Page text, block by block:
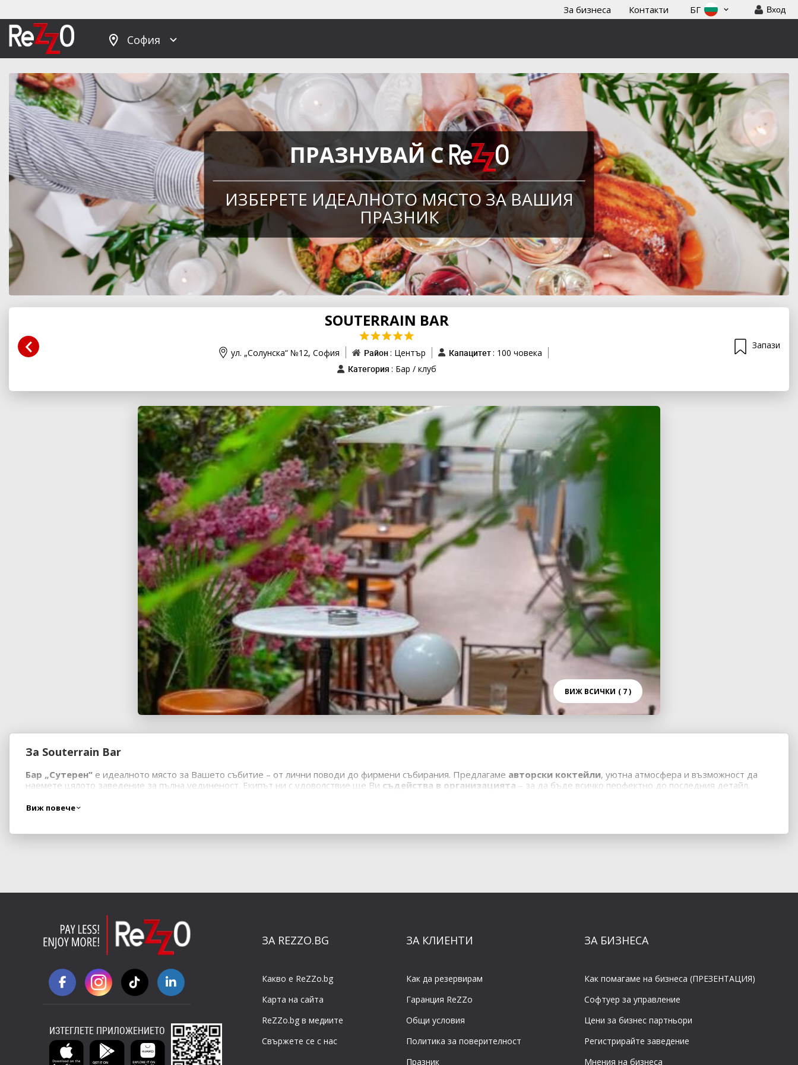
За бизнеса Контакти БГ Вход
София
ПРАЗНУВАЙ С
ИЗБЕРЕТЕ ИДЕАЛНОТО МЯСТО ЗА ВАШИЯ
ПРАЗНИК
SOUTERRAIN BAR
ул. „Солунска“ №12, София Район: Център Капацитет: 100 човека
Категория : Бар / клуб
Запази
ВИЖ ВСИЧКИ ( 7 )
За Souterrain Bar
Бар „Сутерен“ е идеалното място за Вашето събитие – от лични поводи до фирмени събирания. Предлагаме авторски коктейли, уютна атмосфера и възможност да
наемете цялото заведение за пълна уединеност. Екипът ни с удоволствие ще Ви съдейства в организацията – за да бъде всичко перфектно до последния детайл.
Виж повече
ИЗТЕГЛЕТЕ ПРИЛОЖЕНИЕТО
ЗА REZZO.BG
Какво е ReZZo.bg
Карта на сайта
ReZZo.bg в медиите
Свържете се с нас
ЗА КЛИЕНТИ
Как да резервирам
Гаранция ReZZo
Общи условия
Политикa за поверителност
Празник
ЗА БИЗНЕСА
Как помагаме на бизнеса (ПРЕЗЕНТАЦИЯ)
Софтуер за управление
Цени за бизнес партньори
Регистрирайте заведение
Мнения на бизнеса